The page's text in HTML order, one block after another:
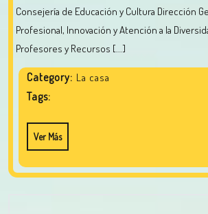
Consejería de Educación y Cultura Dirección
Profesional, Innovación y Atención a la
Profesores y Recursos [...]
Category: La casa
Tags:
Ver Más